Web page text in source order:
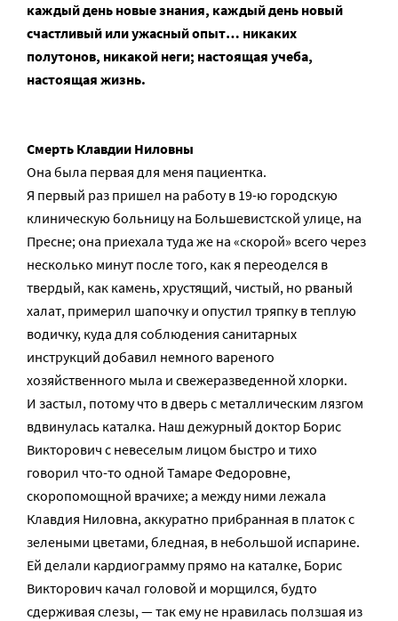
каждый день новые знания, каждый день новый
счастливый или ужасный опыт… никаких
полутонов, никакой неги; настоящая учеба,
настоящая жизнь.
Смерть Клавдии Ниловны
Она была первая для меня пациентка.
Я первый раз пришел на работу в 19-ю городскую
клиническую больницу на Большевистской улице, на
Пресне; она приехала туда же на «скорой» всего через
несколько минут после того, как я переоделся в
твердый, как камень, хрустящий, чистый, но рваный
халат, примерил шапочку и опустил тряпку в теплую
водичку, куда для соблюдения санитарных
инструкций добавил немного вареного
хозяйственного мыла и свежеразведенной хлорки.
И застыл, потому что в дверь с металлическим лязгом
вдвинулась каталка. Наш дежурный доктор Борис
Викторович с невеселым лицом быстро и тихо
говорил что-то одной Тамаре Федоровне,
скоропомощной врачихе; а между ними лежала
Клавдия Ниловна, аккуратно прибранная в платок с
зелеными цветами, бледная, в небольшой испарине.
Ей делали кардиограмму прямо на каталке, Борис
Викторович качал головой и морщился, будто
сдерживая слезы, — так ему не нравилась ползшая из